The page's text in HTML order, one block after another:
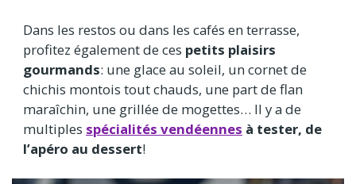
Dans les restos ou dans les cafés en terrasse,
profitez également de ces petits plaisirs
gourmands: une glace au soleil, un cornet de
chichis montois tout chauds, une part de flan
maraîchin, une grillée de mogettes… Il y a de
multiples spécialités vendéennes à tester, de
l’apéro au dessert!